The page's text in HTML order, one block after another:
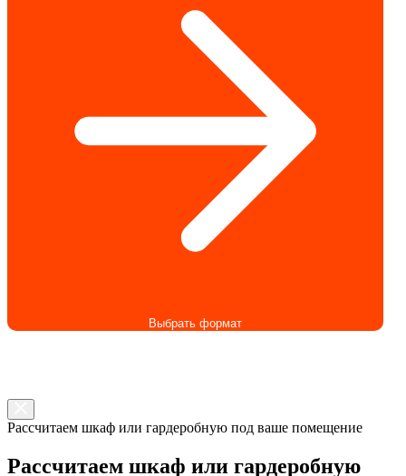
Выбрать формат
Рассчитаем шкаф или гардеробную под ваше помещение
Рассчитаем шкаф или гардеробную